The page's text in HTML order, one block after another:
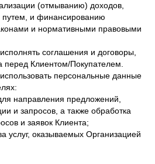
(отмыванию) доходов,
путем, и финансированию
и нормативными правовыми
соглашения и договоры,
перед Клиентом/Покупателем.
персональные данные
направления предложений,
и запросов, а также обработка
и заявок Клиента;
услуг, оказываемых Организацией